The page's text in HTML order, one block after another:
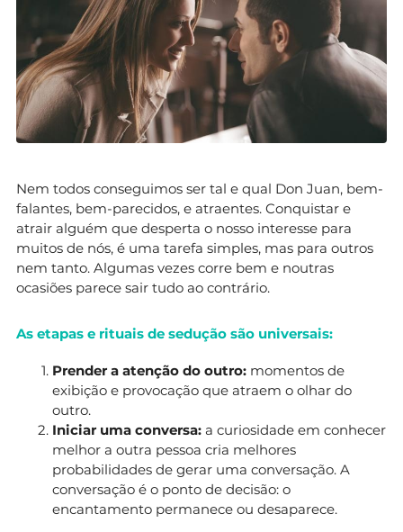
Nem todos conseguimos ser tal e qual Don Juan, bem-
falantes, bem-parecidos, e atraentes. Conquistar e
atrair alguém que desperta o nosso interesse para
muitos de nós, é uma tarefa simples, mas para outros
nem tanto. Algumas vezes corre bem e noutras
ocasiões parece sair tudo ao contrário.
As etapas e rituais de sedução são universais:
Prender a atenção do outro: momentos de
exibição e provocação que atraem o olhar do
outro.
Iniciar uma conversa: a curiosidade em conhecer
melhor a outra pessoa cria melhores
probabilidades de gerar uma conversação. A
conversação é o ponto de decisão: o
encantamento permanece ou desaparece.